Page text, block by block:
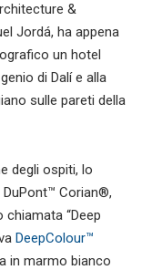
&
Jordá, ha appena
un hotel
di Dalí e alla
sulle pareti della
degli ospiti, lo
Corian®,
“Deep
DeepColour™
in marmo bianco